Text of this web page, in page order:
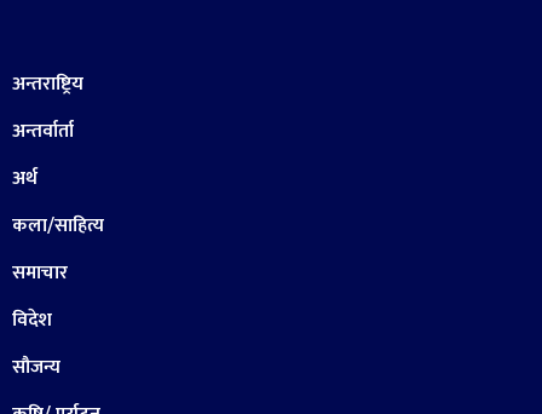
अन्तराष्ट्रिय
अन्तर्वार्ता
अर्थ
कला/साहित्य
समाचार
विदेश
सौजन्य